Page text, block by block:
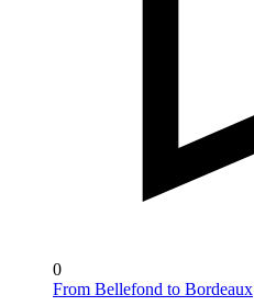
0
From Bellefond to Bordeaux